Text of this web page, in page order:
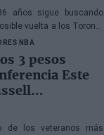
años sigue buscando
vuelta a los Toronto
mientras Denver
de la ecuación
NBA
3 pesos
Este
de los veteranos más